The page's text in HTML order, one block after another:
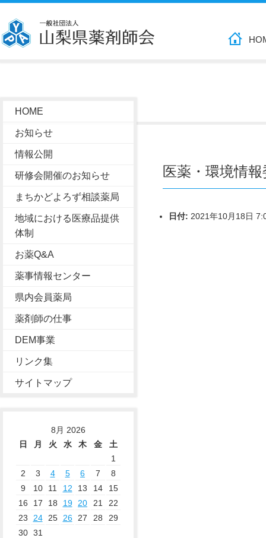
HOME
お知らせ
情報公開
研修会開催のお知らせ
まちかどよろず相談薬局
地域における医療品提供
体制
お薬Q&A
薬事情報センター
県内会員薬局
薬剤師の仕事
DEM事業
リンク集
サイトマップ
8月 2026
日
月 火 水 木 金
土
1
2
3 4 5 6 7
8
9
10 11 12 13 14
15
16
17 18 19 20 21
22
23
24 25 26 27 28
29
30 31
医薬・環境情
日付: 2021年10月18日